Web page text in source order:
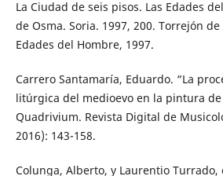
La Ciudad de seis pisos. Las Edades
de Osma. Soria. 1997, 200. Torrejón
Edades del Hombre, 1997.
Carrero Santamaría, Eduardo. “La
litúrgica del medioevo en la pintura
Quadrivium. Revista Digital de
2016): 143-158.
Colunga, Alberto, y Laurentio Turrado,